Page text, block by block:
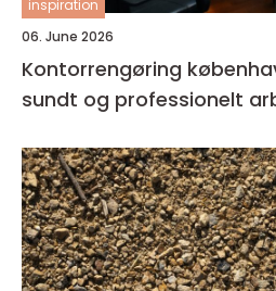
inspiration
06. June 2026
Kontorrengøring
sundt og professionelt